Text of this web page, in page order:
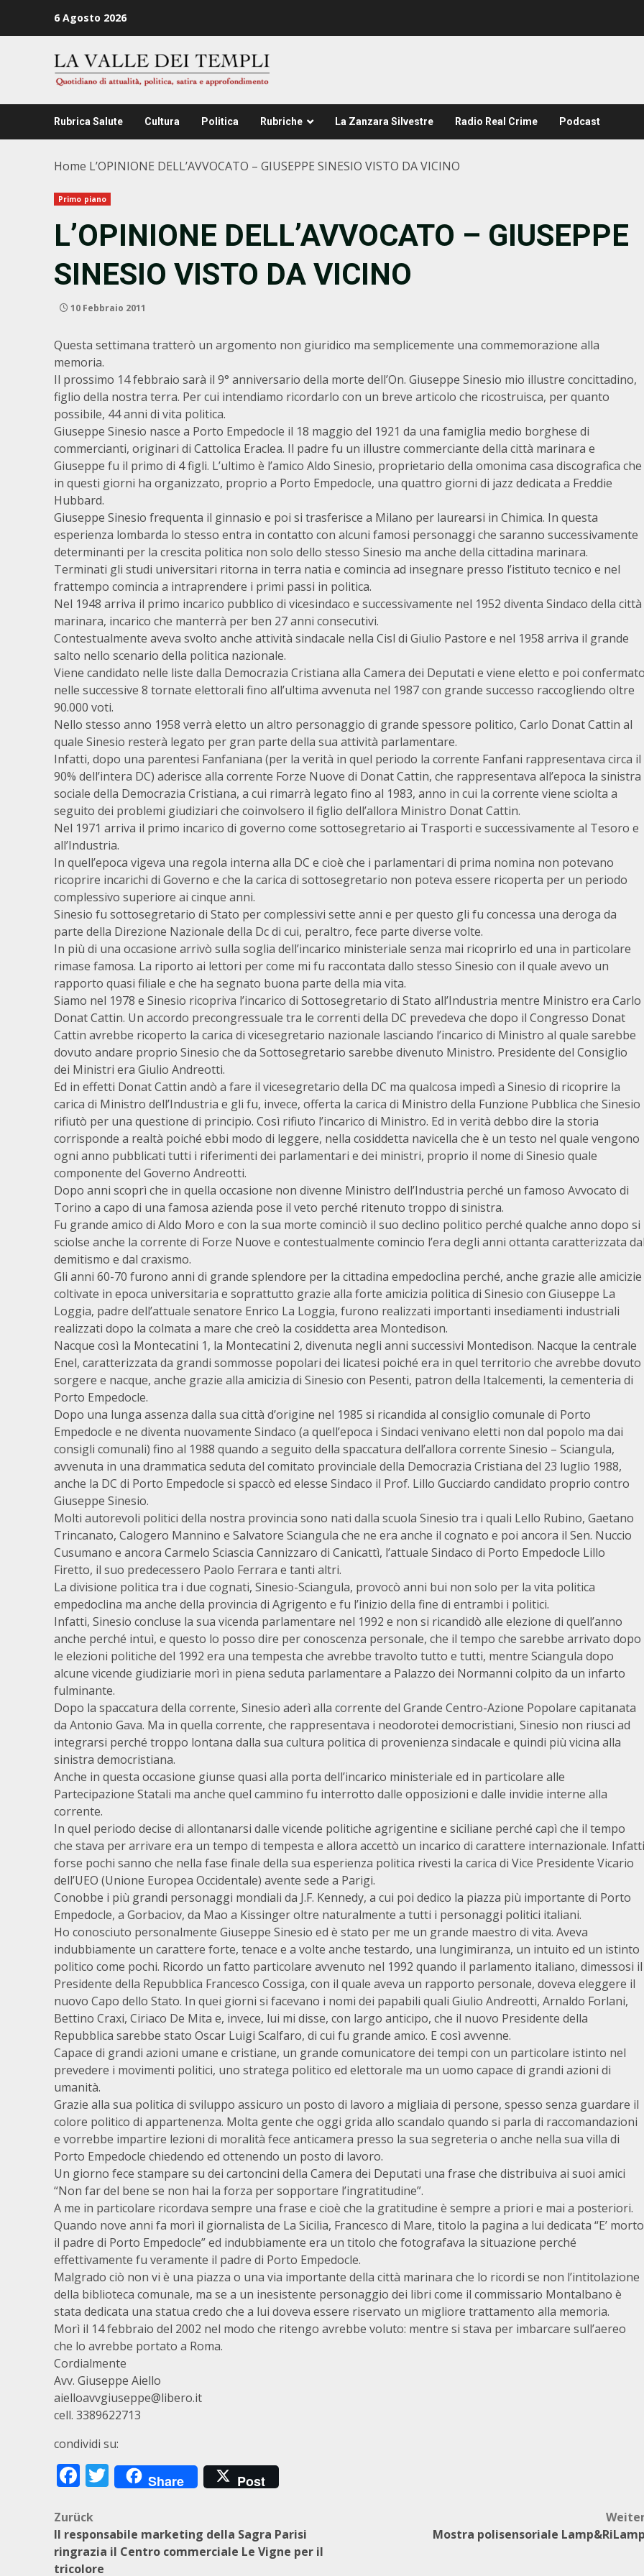
6 Agosto 2026
Rubrica Salute Cultura Politica Rubriche La Zanzara Silvestre Radio Real Crime Podcast
Home L’OPINIONE DELL’AVVOCATO – GIUSEPPE SINESIO VISTO DA VICINO
Primo piano
L’OPINIONE DELL’AVVOCATO – GIUSEPPE
SINESIO VISTO DA VICINO
10 Febbraio 2011
Questa settimana tratterò un argomento non giuridico ma semplicemente una commemorazione alla
memoria.
Il prossimo 14 febbraio sarà il 9° anniversario della morte dell’On. Giuseppe Sinesio mio illustre concittadino,
figlio della nostra terra. Per cui intendiamo ricordarlo con un breve articolo che ricostruisca, per quanto
possibile, 44 anni di vita politica.
Giuseppe Sinesio nasce a Porto Empedocle il 18 maggio del 1921 da una famiglia medio borghese di
commercianti, originari di Cattolica Eraclea. Il padre fu un illustre commerciante della città marinara e
Giuseppe fu il primo di 4 figli. L’ultimo è l’amico Aldo Sinesio, proprietario della omonima casa discografica che
in questi giorni ha organizzato, proprio a Porto Empedocle, una quattro giorni di jazz dedicata a Freddie
Hubbard.
Giuseppe Sinesio frequenta il ginnasio e poi si trasferisce a Milano per laurearsi in Chimica. In questa
esperienza lombarda lo stesso entra in contatto con alcuni famosi personaggi che saranno successivamente
determinanti per la crescita politica non solo dello stesso Sinesio ma anche della cittadina marinara.
Terminati gli studi universitari ritorna in terra natia e comincia ad insegnare presso l’istituto tecnico e nel
frattempo comincia a intraprendere i primi passi in politica.
Nel 1948 arriva il primo incarico pubblico di vicesindaco e successivamente nel 1952 diventa Sindaco della città
marinara, incarico che manterrà per ben 27 anni consecutivi.
Contestualmente aveva svolto anche attività sindacale nella Cisl di Giulio Pastore e nel 1958 arriva il grande
salto nello scenario della politica nazionale.
Viene candidato nelle liste dalla Democrazia Cristiana alla Camera dei Deputati e viene eletto e poi
nelle successive 8 tornate elettorali fino all’ultima avvenuta nel 1987 con grande successo raccogliendo oltre
90.000 voti.
Nello stesso anno 1958 verrà eletto un altro personaggio di grande spessore politico, Carlo Donat Cattin al
quale Sinesio resterà legato per gran parte della sua attività parlamentare.
Infatti, dopo una parentesi Fanfaniana (per la verità in quel periodo la corrente Fanfani rappresentava circa il
90% dell’intera DC) aderisce alla corrente Forze Nuove di Donat Cattin, che rappresentava all’epoca la sinistra
sociale della Democrazia Cristiana, a cui rimarrà legato fino al 1983, anno in cui la corrente viene sciolta a
seguito dei problemi giudiziari che coinvolsero il figlio dell’allora Ministro Donat Cattin.
Nel 1971 arriva il primo incarico di governo come sottosegretario ai Trasporti e successivamente al Tesoro e
all’Industria.
In quell’epoca vigeva una regola interna alla DC e cioè che i parlamentari di prima nomina non potevano
ricoprire incarichi di Governo e che la carica di sottosegretario non poteva essere ricoperta per un periodo
complessivo superiore ai cinque anni.
Sinesio fu sottosegretario di Stato per complessivi sette anni e per questo gli fu concessa una deroga da
parte della Direzione Nazionale della Dc di cui, peraltro, fece parte diverse volte.
In più di una occasione arrivò sulla soglia dell’incarico ministeriale senza mai ricoprirlo ed una in particolare
rimase famosa. La riporto ai lettori per come mi fu raccontata dallo stesso Sinesio con il quale avevo un
rapporto quasi filiale e che ha segnato buona parte della mia vita.
Siamo nel 1978 e Sinesio ricopriva l’incarico di Sottosegretario di Stato all’Industria mentre Ministro era Carlo
Donat Cattin. Un accordo precongressuale tra le correnti della DC prevedeva che dopo il Congresso Donat
Cattin avrebbe ricoperto la carica di vicesegretario nazionale lasciando l’incarico di Ministro al quale sarebbe
dovuto andare proprio Sinesio che da Sottosegretario sarebbe divenuto Ministro. Presidente del Consiglio
dei Ministri era Giulio Andreotti.
Ed in effetti Donat Cattin andò a fare il vicesegretario della DC ma qualcosa impedì a Sinesio di ricoprire la
carica di Ministro dell’Industria e gli fu, invece, offerta la carica di Ministro della Funzione Pubblica che Sinesio
rifiutò per una questione di principio. Così rifiuto l’incarico di Ministro. Ed in verità debbo dire la storia
corrisponde a realtà poiché ebbi modo di leggere, nella cosiddetta navicella che è un testo nel quale vengono
ogni anno pubblicati tutti i riferimenti dei parlamentari e dei ministri, proprio il nome di Sinesio quale
componente del Governo Andreotti.
Dopo anni scoprì che in quella occasione non divenne Ministro dell’Industria perché un famoso Avvocato di
Torino a capo di una famosa azienda pose il veto perché ritenuto troppo di sinistra.
Fu grande amico di Aldo Moro e con la sua morte cominciò il suo declino politico perché qualche anno dopo si
sciolse anche la corrente di Forze Nuove e contestualmente comincio l’era degli anni ottanta caratterizzata
demitismo e dal craxismo.
Gli anni 60-70 furono anni di grande splendore per la cittadina empedoclina perché, anche grazie alle amicizie
coltivate in epoca universitaria e soprattutto grazie alla forte amicizia politica di Sinesio con Giuseppe La
Loggia, padre dell’attuale senatore Enrico La Loggia, furono realizzati importanti insediamenti industriali
realizzati dopo la colmata a mare che creò la cosiddetta area Montedison.
Nacque così la Montecatini 1, la Montecatini 2, divenuta negli anni successivi Montedison. Nacque la centrale
Enel, caratterizzata da grandi sommosse popolari dei licatesi poiché era in quel territorio che avrebbe dovuto
sorgere e nacque, anche grazie alla amicizia di Sinesio con Pesenti, patron della Italcementi, la cementeria di
Porto Empedocle.
Dopo una lunga assenza dalla sua città d’origine nel 1985 si ricandida al consiglio comunale di Porto
Empedocle e ne diventa nuovamente Sindaco (a quell’epoca i Sindaci venivano eletti non dal popolo ma dai
consigli comunali) fino al 1988 quando a seguito della spaccatura dell’allora corrente Sinesio – Sciangula,
avvenuta in una drammatica seduta del comitato provinciale della Democrazia Cristiana del 23 luglio 1988,
anche la DC di Porto Empedocle si spaccò ed elesse Sindaco il Prof. Lillo Gucciardo candidato proprio contro
Giuseppe Sinesio.
Molti autorevoli politici della nostra provincia sono nati dalla scuola Sinesio tra i quali Lello Rubino, Gaetano
Trincanato, Calogero Mannino e Salvatore Sciangula che ne era anche il cognato e poi ancora il Sen. Nuccio
Cusumano e ancora Carmelo Sciascia Cannizzaro di Canicattì, l’attuale Sindaco di Porto Empedocle Lillo
Firetto, il suo predecessero Paolo Ferrara e tanti altri.
La divisione politica tra i due cognati, Sinesio-Sciangula, provocò anni bui non solo per la vita politica
empedoclina ma anche della provincia di Agrigento e fu l’inizio della fine di entrambi i politici.
Infatti, Sinesio concluse la sua vicenda parlamentare nel 1992 e non si ricandidò alle elezione di quell’anno
anche perché intuì, e questo lo posso dire per conoscenza personale, che il tempo che sarebbe arrivato dopo
le elezioni politiche del 1992 era una tempesta che avrebbe travolto tutto e tutti, mentre Sciangula dopo
alcune vicende giudiziarie morì in piena seduta parlamentare a Palazzo dei Normanni colpito da un infarto
fulminante.
Dopo la spaccatura della corrente, Sinesio aderì alla corrente del Grande Centro-Azione Popolare capitanata
da Antonio Gava. Ma in quella corrente, che rappresentava i neodorotei democristiani, Sinesio non riusci ad
integrarsi perché troppo lontana dalla sua cultura politica di provenienza sindacale e quindi più vicina alla
sinistra democristiana.
Anche in questa occasione giunse quasi alla porta dell’incarico ministeriale ed in particolare alle
Partecipazione Statali ma anche quel cammino fu interrotto dalle opposizioni e dalle invidie interne alla
corrente.
In quel periodo decise di allontanarsi dalle vicende politiche agrigentine e siciliane perché capì che il tempo
che stava per arrivare era un tempo di tempesta e allora accettò un incarico di carattere internazionale. Infatti
forse pochi sanno che nella fase finale della sua esperienza politica rivesti la carica di Vice Presidente Vicario
dell’UEO (Unione Europea Occidentale) avente sede a Parigi.
Conobbe i più grandi personaggi mondiali da J.F. Kennedy, a cui poi dedico la piazza più importante di Porto
Empedocle, a Gorbaciov, da Mao a Kissinger oltre naturalmente a tutti i personaggi politici italiani.
Ho conosciuto personalmente Giuseppe Sinesio ed è stato per me un grande maestro di vita. Aveva
indubbiamente un carattere forte, tenace e a volte anche testardo, una lungimiranza, un intuito ed un istinto
politico come pochi. Ricordo un fatto particolare avvenuto nel 1992 quando il parlamento italiano, dimessosi il
Presidente della Repubblica Francesco Cossiga, con il quale aveva un rapporto personale, doveva eleggere il
nuovo Capo dello Stato. In quei giorni si facevano i nomi dei papabili quali Giulio Andreotti, Arnaldo Forlani,
Bettino Craxi, Ciriaco De Mita e, invece, lui mi disse, con largo anticipo, che il nuovo Presidente della
Repubblica sarebbe stato Oscar Luigi Scalfaro, di cui fu grande amico. E così avvenne.
Capace di grandi azioni umane e cristiane, un grande comunicatore dei tempi con un particolare istinto nel
prevedere i movimenti politici, uno stratega politico ed elettorale ma un uomo capace di grandi azioni di
umanità.
Grazie alla sua politica di sviluppo assicuro un posto di lavoro a migliaia di persone, spesso senza guardare il
colore politico di appartenenza. Molta gente che oggi grida allo scandalo quando si parla di raccomandazioni
e vorrebbe impartire lezioni di moralità fece anticamera presso la sua segreteria o anche nella sua villa di
Porto Empedocle chiedendo ed ottenendo un posto di lavoro.
Un giorno fece stampare su dei cartoncini della Camera dei Deputati una frase che distribuiva ai suoi amici
“Non far del bene se non hai la forza per sopportare l’ingratitudine”.
A me in particolare ricordava sempre una frase e cioè che la gratitudine è sempre a priori e mai a posteriori.
Quando nove anni fa morì il giornalista de La Sicilia, Francesco di Mare, titolo la pagina a lui dedicata “E’ morto
il padre di Porto Empedocle” ed indubbiamente era un titolo che fotografava la situazione perché
effettivamente fu veramente il padre di Porto Empedocle.
Malgrado ciò non vi è una piazza o una via importante della città marinara che lo ricordi se non l’intitolazione
della biblioteca comunale, ma se a un inesistente personaggio dei libri come il commissario Montalbano è
stata dedicata una statua credo che a lui doveva essere riservato un migliore trattamento alla memoria.
Morì il 14 febbraio del 2002 nel modo che ritengo avrebbe voluto: mentre si stava per imbarcare sull’aereo
che lo avrebbe portato a Roma.
Cordialmente
Avv. Giuseppe Aiello
aielloavvgiuseppe@libero.it
cell. 3389622713
condividi su:
Facebook
Twitter
Share Post
Beitragsnavigation
Zurück
Il responsabile marketing della Sagra Parisi
ringrazia il Centro commerciale Le Vigne per il
tricolore
Mostra polisensoriale